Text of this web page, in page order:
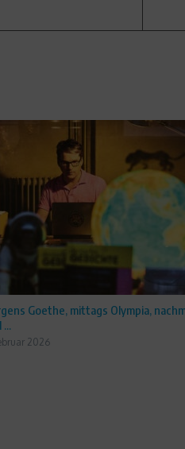
Goethe, mittags Olympia,
...
2026